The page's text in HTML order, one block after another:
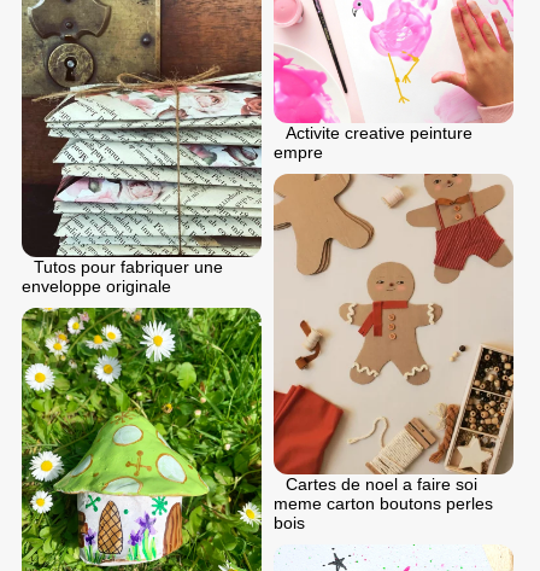
Activite creative peinture
empre
Tutos pour fabriquer une
enveloppe originale
Cartes de noel a faire soi
meme carton boutons perles
bois